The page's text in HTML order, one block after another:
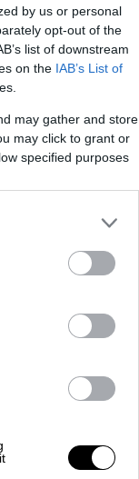
by us or personal
opt-out of the
list of downstream
on the IAB’s List of
may gather and store
may click to grant or
specified purposes